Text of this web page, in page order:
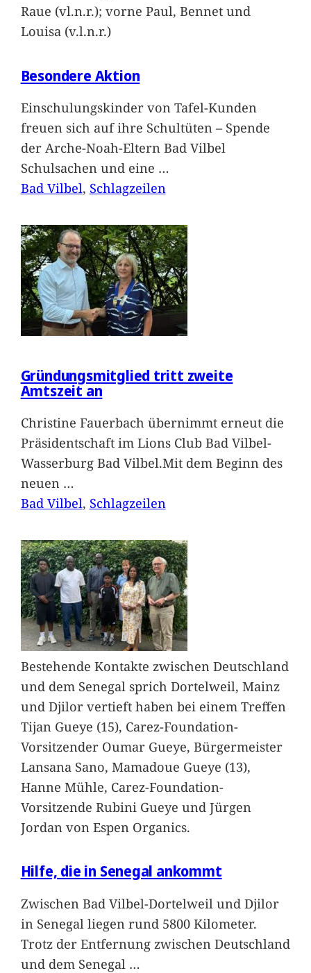
Raue (vl.n.r.); vorne Paul, Bennet und
Louisa (v.l.n.r.)
Besondere Aktion
Einschulungskinder von Tafel-Kunden
freuen sich auf ihre Schultüten – Spende
der Arche-Noah-Eltern Bad Vilbel
Schulsachen und eine …
Bad Vilbel, Schlagzeilen
Gründungsmitglied tritt zweite
Amtszeit an
Christine Fauerbach übernimmt erneut die
Präsidentschaft im Lions Club Bad Vilbel-
Wasserburg Bad Vilbel.Mit dem Beginn des
neuen …
Bad Vilbel, Schlagzeilen
Bestehende Kontakte zwischen Deutschland
und dem Senegal sprich Dortelweil, Mainz
und Djilor vertieft haben bei einem Treffen
Tijan Gueye (15), Carez-Foundation-
Vorsitzender Oumar Gueye, Bürgermeister
Lansana Sano, Mamadoue Gueye (13),
Hanne Mühle, Carez-Foundation-
Vorsitzende Rubini Gueye und Jürgen
Jordan von Espen Organics.
Hilfe, die in Senegal ankommt
Zwischen Bad Vilbel-Dortelweil und Djilor
in Senegal liegen rund 5800 Kilometer.
Trotz der Entfernung zwischen Deutschland
und dem Senegal …